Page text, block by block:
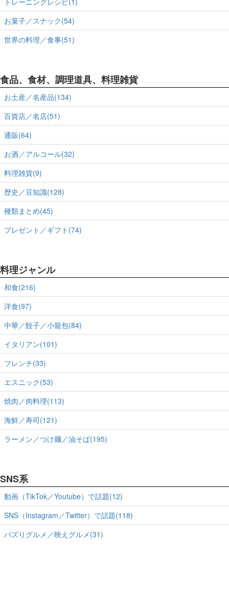
お菓子／スナック(54)
世界の料理／食事(51)
食品、食材、調理道具、料理雑貨
お土産／名産品(134)
百貨店／名店(51)
通販(64)
お酒／アルコール(32)
料理雑貨(9)
歴史／豆知識(128)
種類まとめ(45)
プレゼント／ギフト(74)
料理ジャンル
和食(216)
洋食(97)
中華／餃子／小籠包(84)
イタリアン(101)
フレンチ(33)
エスニック(53)
焼肉／肉料理(113)
海鮮／寿司(121)
ラーメン／つけ麺／油そば(195)
SNS系
動画（TikTok／Youtube）で話題(12)
SNS（Instagram／Twitter）で話題(118)
バズりグルメ／映えグルメ(31)